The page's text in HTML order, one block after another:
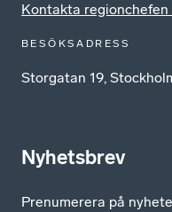
Kontakta regionchefen
BESÖKSADRESS
Storgatan 19,
Nyhetsbrev
Prenumerera på